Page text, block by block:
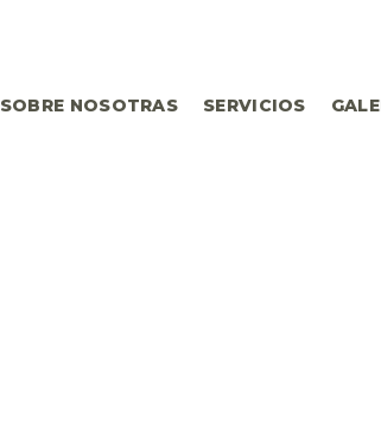
SOBRE NOSOTRAS SERVICIOS